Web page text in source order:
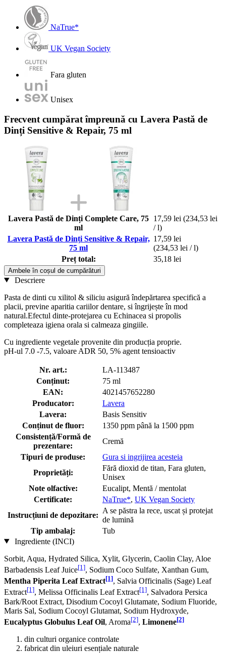
NaTrue*
UK Vegan Society
Fara gluten
Unisex
Frecvent cumpărat împreună cu Lavera Pastă de
Dinți Sensitive & Repair, 75 ml
Lavera Pastă de Dinți Complete Care, 75
ml
17,59 lei (234,53 lei
/ l)
Lavera Pastă de Dinți Sensitive & Repair,
75 ml
17,59 lei
(234,53 lei / l)
Preț total:
35,18 lei
Ambele în coșul de cumpărături
Descriere
Pasta de dinti cu xilitol & siliciu asigură îndepărtarea specifică a
placii, previne aparitia cariilor dentare, si îngrijește în mod
natural.Efectul dinte-protejarea cu Echinacea si propolis
completeaza igiena orala si calmeaza gingiile.
Cu ingrediente vegetale provenite din producția proprie.
pH-ul 7.0 -7.5, valoare ADR 50, 5% agent tensioactiv
Nr. art.:
LA-113487
Conținut:
75 ml
EAN:
4021457652280
Producator:
Lavera
Lavera:
Basis Sensitiv
Conținut de fluor:
1350 ppm până la 1500 ppm
Consistență/Formă de
prezentare:
Cremă
Tipuri de produse:
Gura si ingrijirea acesteia
Proprietăți:
Fără dioxid de titan, Fara gluten,
Unisex
Note olfactive:
Eucalipt, Mentă / mentolat
Certificate:
NaTrue*, UK Vegan Society
Instrucțiuni de depozitare:
A se păstra la rece, uscat și protejat
de lumină
Tip ambalaj:
Tub
Ingrediente (INCI)
Sorbit, Aqua, Hydrated Silica, Xylit, Glycerin, Caolin Clay, Aloe
Barbadensis Leaf Juice[1], Sodium Coco­ Sulfate, Xanthan Gum,
Mentha Piperita Leaf Extract[1], Salvia Officinalis (Sage) Leaf
Extract[1], Melissa Officinalis Leaf Extract[1], Salvadora Persica
Bark/Root Extract, Disodium Cocoyl Glutamate, Sodium Fluoride,
Maris Sal, Sodium Cocoyl Glutamat, Sodium Hydroxyde,
Eucalyptus Globulus Leaf Oil, Aroma[2], Limonene[2]
din culturi organice controlate
fabricat din uleiuri esențiale naturale